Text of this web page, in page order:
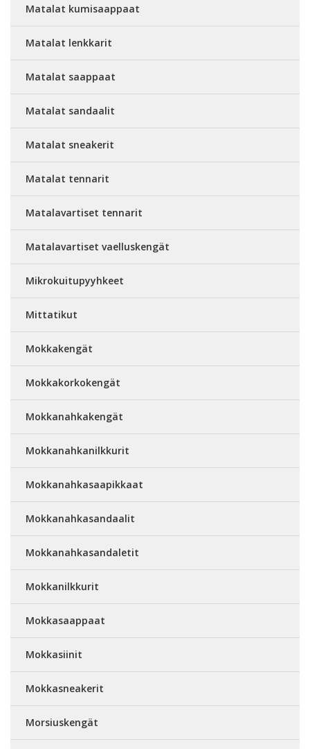
Matalat kumisaappaat
Matalat lenkkarit
Matalat saappaat
Matalat sandaalit
Matalat sneakerit
Matalat tennarit
Matalavartiset tennarit
Matalavartiset vaelluskengät
Mikrokuitupyyhkeet
Mittatikut
Mokkakengät
Mokkakorkokengät
Mokkanahkakengät
Mokkanahkanilkkurit
Mokkanahkasaapikkaat
Mokkanahkasandaalit
Mokkanahkasandaletit
Mokkanilkkurit
Mokkasaappaat
Mokkasiinit
Mokkasneakerit
Morsiuskengät